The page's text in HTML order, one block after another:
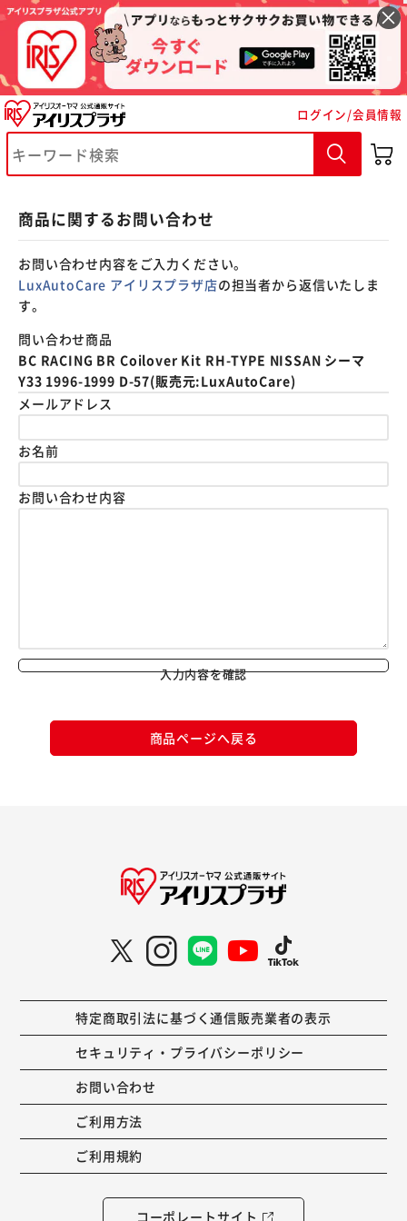
ログイン/会員情報
商品に関するお問い合わせ
お問い合わせ内容をご入力ください。
LuxAutoCare アイリスプラザ店の担当者から返信いたしま
す。
問い合わせ商品
BC RACING BR Coilover Kit RH-TYPE NISSAN シーマ
Y33 1996-1999 D-57(販売元:LuxAutoCare)
メールアドレス
お名前
お問い合わせ内容
入力内容を確認
商品ページへ戻る
特定商取引法に基づく通信販売業者の表示
セキュリティ・プライバシーポリシー
お問い合わせ
ご利用方法
ご利用規約
コーポレートサイト
※ご確認ください